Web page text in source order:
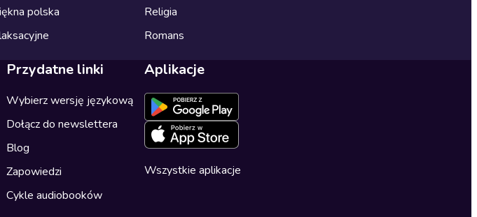
polska
Religia
Romans
Przydatne linki
Wybierz wersję językową
Dołącz do newslettera
Blog
Zapowiedzi
Cykle audiobooków
Aplikacje
Wszystkie aplikacje